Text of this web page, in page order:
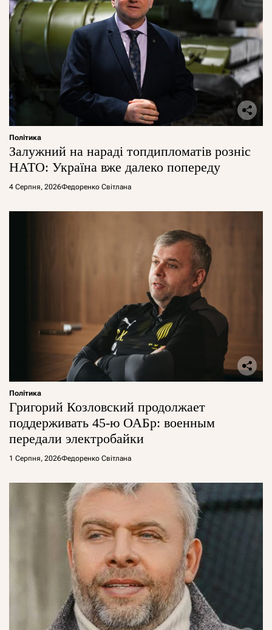
Політика
Залужний на нараді топдипломатів розніс
НАТО: Україна вже далеко попереду
4 Серпня, 2026Федоренко Світлана
Політика
Григорий Козловский продолжает
поддерживать 45-ю ОАБр: военным
передали электробайки
1 Серпня, 2026Федоренко Світлана